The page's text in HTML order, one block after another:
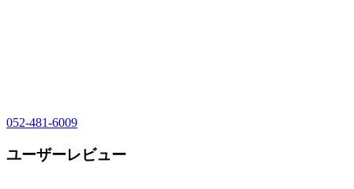
052-481-6009
ユーザーレビュー